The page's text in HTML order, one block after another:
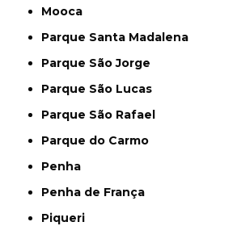
Mooca
Parque Santa Madalena
Parque São Jorge
Parque São Lucas
Parque São Rafael
Parque do Carmo
Penha
Penha de França
Piqueri